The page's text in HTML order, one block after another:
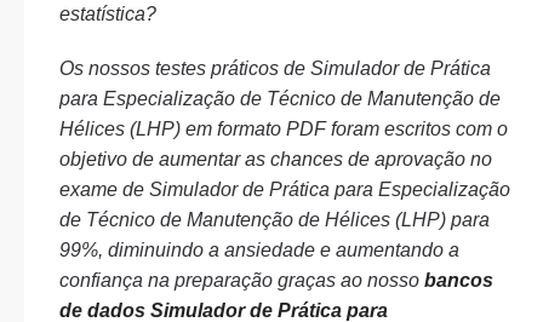
estatística?
Os nossos testes práticos de Simulador de Prática
para Especialização de Técnico de Manutenção de
Hélices (LHP) em formato PDF foram escritos com o
objetivo de aumentar as chances de aprovação no
exame de Simulador de Prática para Especialização
de Técnico de Manutenção de Hélices (LHP) para
99%, diminuindo a ansiedade e aumentando a
confiança na preparação graças ao nosso bancos
de dados Simulador de Prática para